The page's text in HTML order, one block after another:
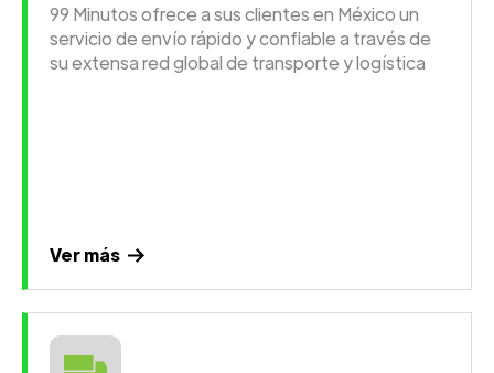
99 Minutos ofrece a sus clientes en México un
servicio de envío rápido y confiable a través de
su extensa red global de transporte y logística
Ver más